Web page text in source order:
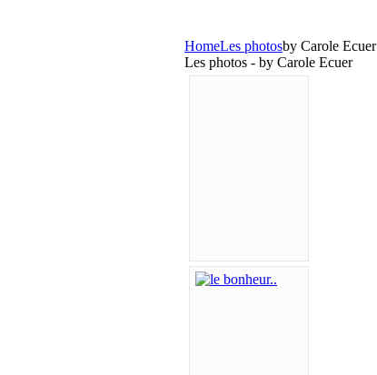
HomeLes photosby Carole Ecuer
Les photos - by Carole Ecuer